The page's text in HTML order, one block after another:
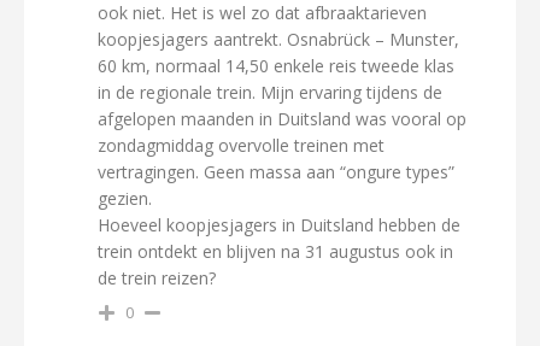
ook niet. Het is wel zo dat afbraaktarieven
koopjesjagers aantrekt. Osnabrück – Munster,
60 km, normaal 14,50 enkele reis tweede klas
in de regionale trein. Mijn ervaring tijdens de
afgelopen maanden in Duitsland was vooral op
zondagmiddag overvolle treinen met
vertragingen. Geen massa aan “ongure types”
gezien.
Hoeveel koopjesjagers in Duitsland hebben de
trein ontdekt en blijven na 31 augustus ook in
de trein reizen?
0